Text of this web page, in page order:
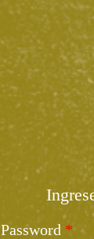
Password *